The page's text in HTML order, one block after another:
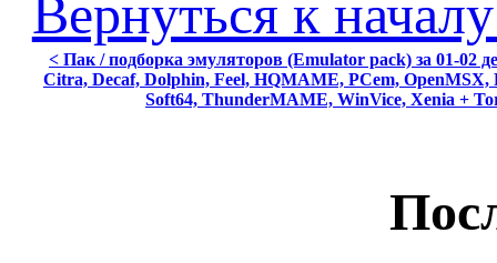
Вернуться к
< Пак / подборка эмуляторов (Emulator pack) за 01-02
Citra, Decaf, Dolphin, Feel, HQMAME, PCem, OpenMSX,
Soft64, ThunderMAME, WinVice, Xenia +